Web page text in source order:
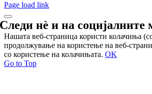
Page load link
Следи нѐ и насоцијалните
Нашата веб-страница користи колачиња
продолжување на користење на веб-
со користење на колачињата. OK
Go to Top